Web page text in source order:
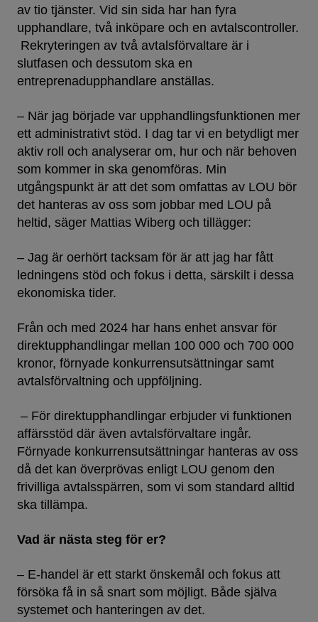
av tio tjänster. Vid sin sida har han fyra
upphandlare, två inköpare och en avtalscontroller.
Rekryteringen av två avtalsförvaltare är i
slutfasen och dessutom ska en
entreprenadupphandlare anställas.
– När jag började var upphandlingsfunktionen mer
ett administrativt stöd. I dag tar vi en betydligt mer
aktiv roll och analyserar om, hur och när behoven
som kommer in ska genomföras. Min
utgångspunkt är att det som omfattas av LOU bör
det hanteras av oss som jobbar med LOU på
heltid, säger Mattias Wiberg och tillägger:
– Jag är oerhört tacksam för är att jag har fått
ledningens stöd och fokus i detta, särskilt i dessa
ekonomiska tider.
Från och med 2024 har hans enhet ansvar för
direktupphandlingar mellan 100 000 och 700 000
kronor, förnyade konkurrensutsättningar samt
avtalsförvaltning och uppföljning.
– För direktupphandlingar erbjuder vi funktionen
affärsstöd där även avtalsförvaltare ingår.
Förnyade konkurrensutsättningar hanteras av oss
då det kan överprövas enligt LOU genom den
frivilliga avtalsspärren, som vi som standard alltid
ska tillämpa.
Vad är nästa steg för er?
– E-handel är ett starkt önskemål och fokus att
försöka få in så snart som möjligt. Både själva
systemet och hanteringen av det.